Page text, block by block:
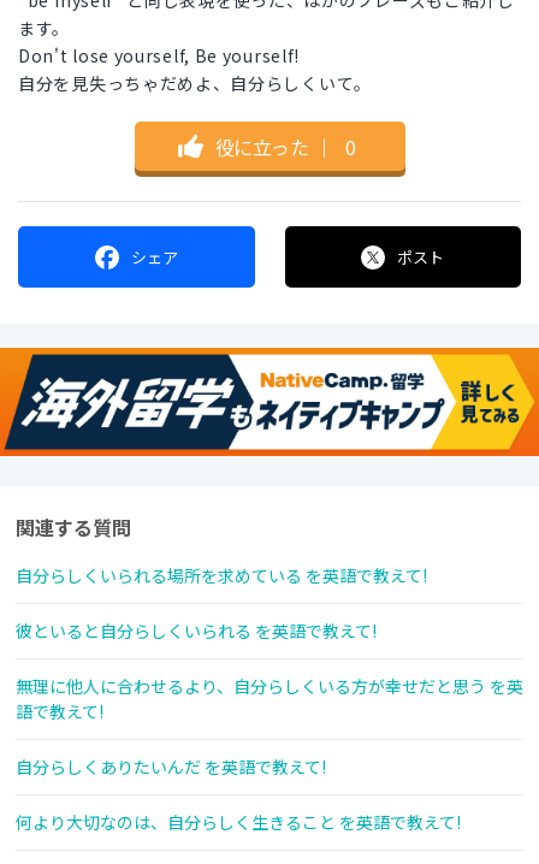
ます。
Don't lose yourself, Be yourself!
自分を見失っちゃだめよ、自分らしくいて。
役に立った ｜ 0
シェア ポスト
関連する質問
自分らしくいられる場所を求めている を英語で教えて!
彼といると自分らしくいられる を英語で教えて!
無理に他人に合わせるより、自分らしくいる方が幸せだと思う を英
語で教えて!
自分らしくありたいんだ を英語で教えて!
何より大切なのは、自分らしく生きること を英語で教えて!